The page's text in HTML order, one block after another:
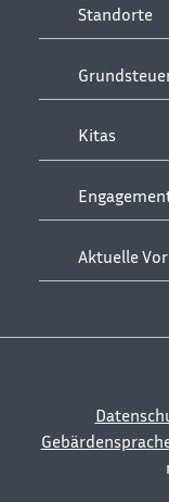
Standorte
Kitas
Aktuelle